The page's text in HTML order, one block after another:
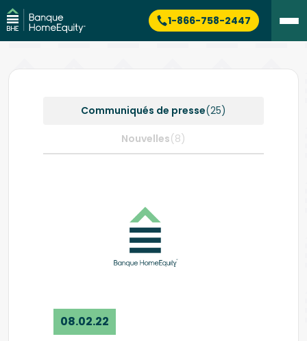
1-866-758-2447
Communiqués de presse(25)
Nouvelles(8)
08.02.22